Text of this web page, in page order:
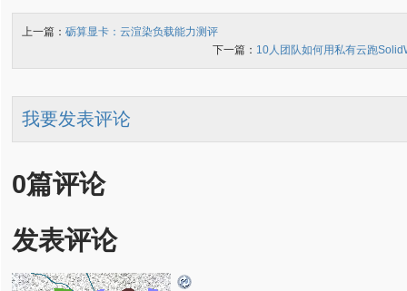
上一篇： 砺算显卡：云渲染负载能力测评
下一篇： 10人团队如何用私有云跑
我要发表评论
0篇评论
发表评论